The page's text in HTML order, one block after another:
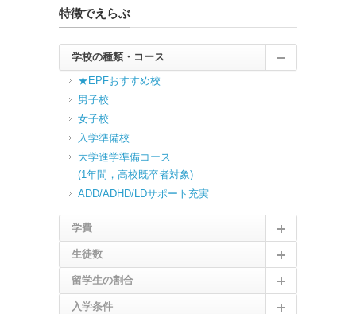
特徴でえらぶ
学校の種類・コース
★EPFおすすめ校
男子校
女子校
入学準備校
大学進学準備コース
(1年間，高校既卒者対象)
ADD/ADHD/LDサポート充実
学費
生徒数
留学生の割合
入学条件